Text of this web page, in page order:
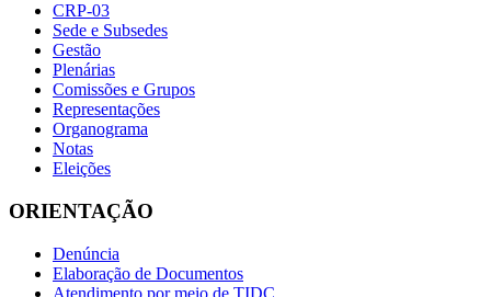
CRP-03
Sede e Subsedes
Gestão
Plenárias
Comissões e Grupos
Representações
Organograma
Notas
Eleições
ORIENTAÇÃO
Denúncia
Elaboração de Documentos
Atendimento por meio de TIDC